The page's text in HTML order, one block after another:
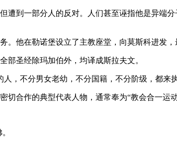
遭到一部分人的反对。人们甚至诬指他是异端
。他在勒诺堡设立了主教座堂，向莫斯科进发，
部圣经除玛加伯外，均译成斯拉夫文。
，不分男女老幼，不分国籍，不分阶级，都来
合作的典型代表人物，通常奉为“教会合一运